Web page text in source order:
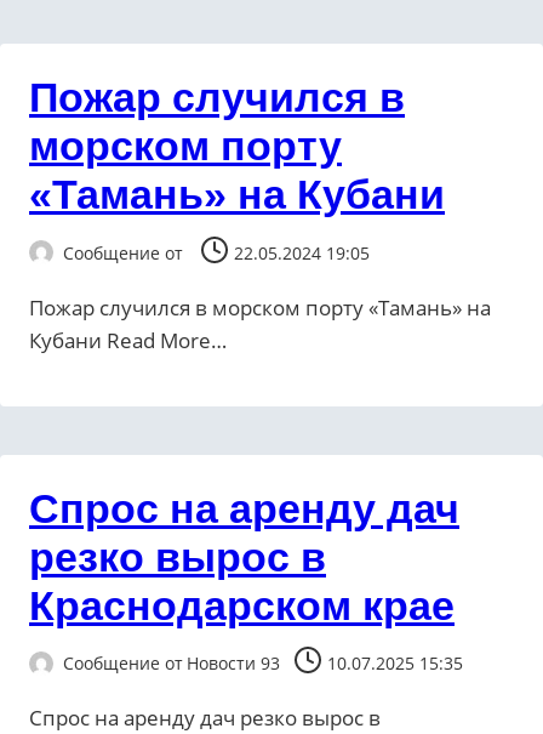
Пожар случился в
морском порту
«Тамань» на Кубани
Сообщение от 22.05.2024 19:05
Пожар случился в морском порту «Тамань» на
Кубани ​Read More…
Спрос на аренду дач
резко вырос в
Краснодарском крае
Сообщение от Новости 93 10.07.2025 15:35
Спрос на аренду дач резко вырос в